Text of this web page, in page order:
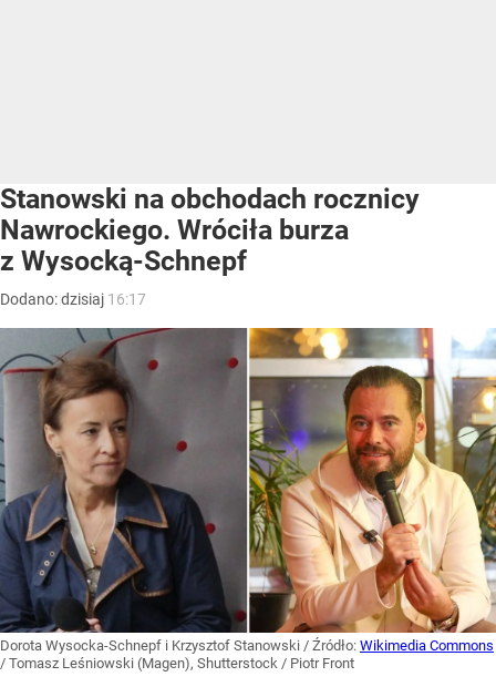
Stanowski na obchodach rocznicy
Nawrockiego. Wróciła burza
z Wysocką-Schnepf
Dodano:dzisiaj 16:17
Dorota Wysocka-Schnepf i Krzysztof Stanowski / Źródło: Wikimedia Commons
/ Tomasz Leśniowski (Magen), Shutterstock / Piotr Front